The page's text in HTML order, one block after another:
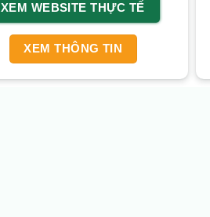
XEM WEBSITE THỰC TẾ
XEM THÔNG TIN